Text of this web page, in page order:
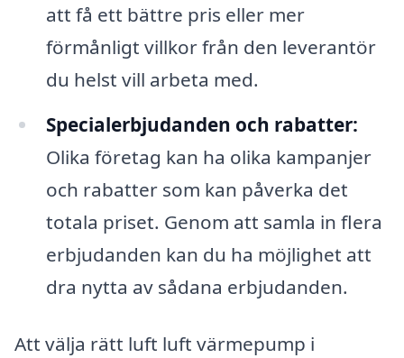
att få ett bättre pris eller mer
förmånligt villkor från den leverantör
du helst vill arbeta med.
Specialerbjudanden och rabatter:
Olika företag kan ha olika kampanjer
och rabatter som kan påverka det
totala priset. Genom att samla in flera
erbjudanden kan du ha möjlighet att
dra nytta av sådana erbjudanden.
Att välja rätt luft luft värmepump i